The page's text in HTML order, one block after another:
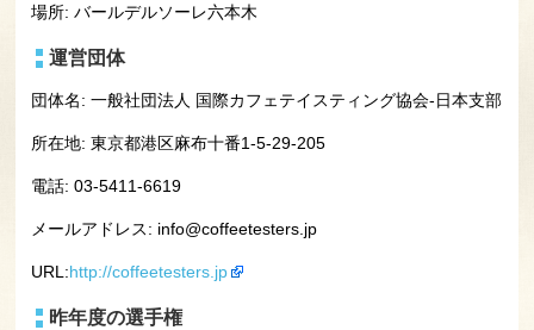
場所: バールデルソーレ六本木
運営団体
団体名: 一般社団法人 国際カフェテイスティング協会-日本支部
所在地: 東京都港区麻布十番1-5-29-205
電話: 03-5411-6619
メールアドレス: info@coffeetesters.jp
URL:http://coffeetesters.jp
昨年度の選手権